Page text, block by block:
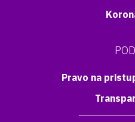
Pravo na